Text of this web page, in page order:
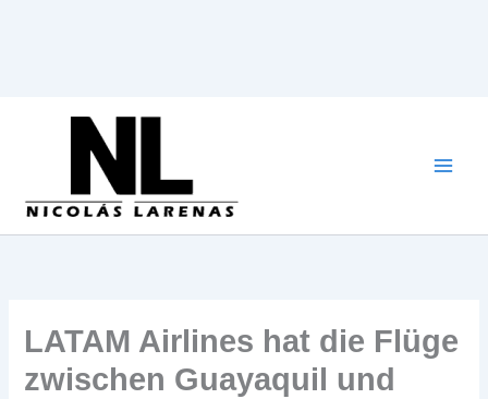
LATAM Airlines hat die Flüge
zwischen Guayaquil und